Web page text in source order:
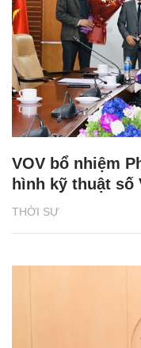
THỜI SỰ
VOV bổ nhiệm
hình kỹ thuật số